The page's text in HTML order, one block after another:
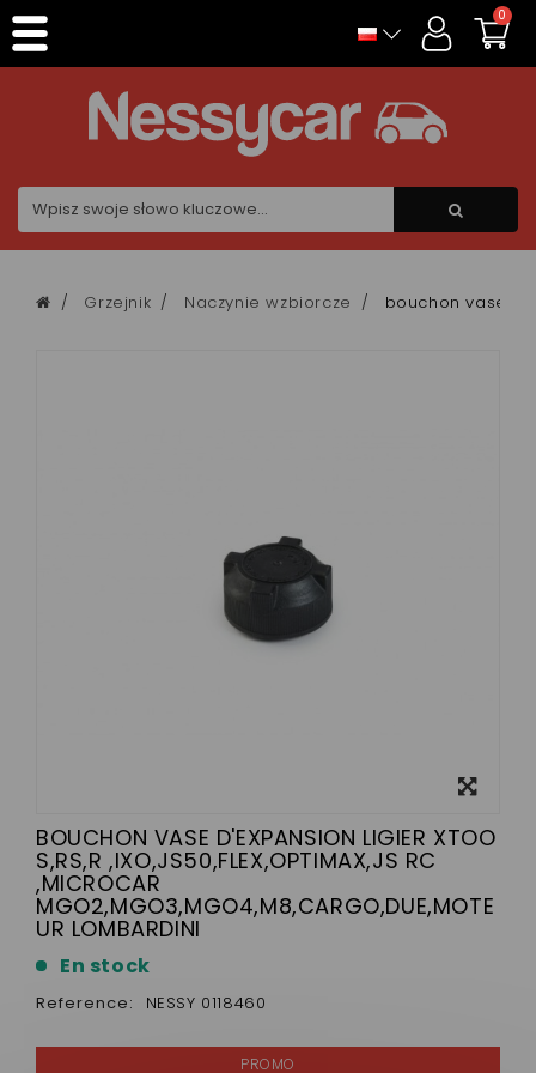
0
Grzejnik Naczynie wzbiorcze bouchon vase
BOUCHON VASE D'EXPANSION LIGIER XTOO
S,RS,R ,IXO,JS50,FLEX,OPTIMAX,JS RC
,MICROCAR
MGO2,MGO3,MGO4,M8,CARGO,DUE,MOTE
UR LOMBARDINI
En stock
Reference: NESSY 0118460
Panel zarządzania plikami cookies